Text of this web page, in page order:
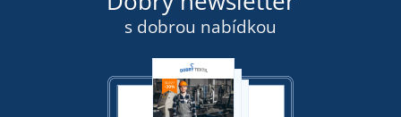
s dobrou nabídkou